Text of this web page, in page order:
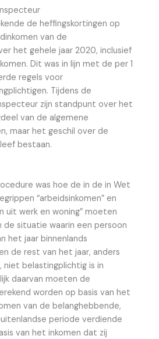
de heffingskortingen op
van de
het gehele jaar 2020, inclusief
Dit was in lijn met de per 1
regels voor
Tijdens de
zijn standpunt over het
van de algemene
maar het geschil over de
bestaan.
was hoe de in de in Wet
“arbeidsinkomen” en
uit werk en woning” moeten
de situatie waarin een persoon
het jaar binnenlands
de rest van het jaar, anders
niet belastingplichtig is in
daarvan moeten de
worden op basis van het
van de belanghebbende,
periode verdiende
van het inkomen dat zij